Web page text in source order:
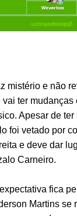
mistério e não
vai ter mudanças
Apesar de
foi vetado por
e deve dar
Carneiro.
fica
Martins se